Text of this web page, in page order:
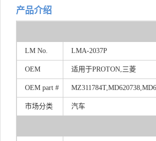
产品介绍
LM No. LMA-2037P
OEM 适用于PROTON,三菱
OEM part #
市场分类 汽车